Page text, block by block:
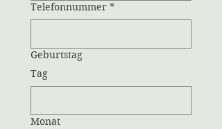
Telefonnummer *
Geburtstag
Tag
Monat